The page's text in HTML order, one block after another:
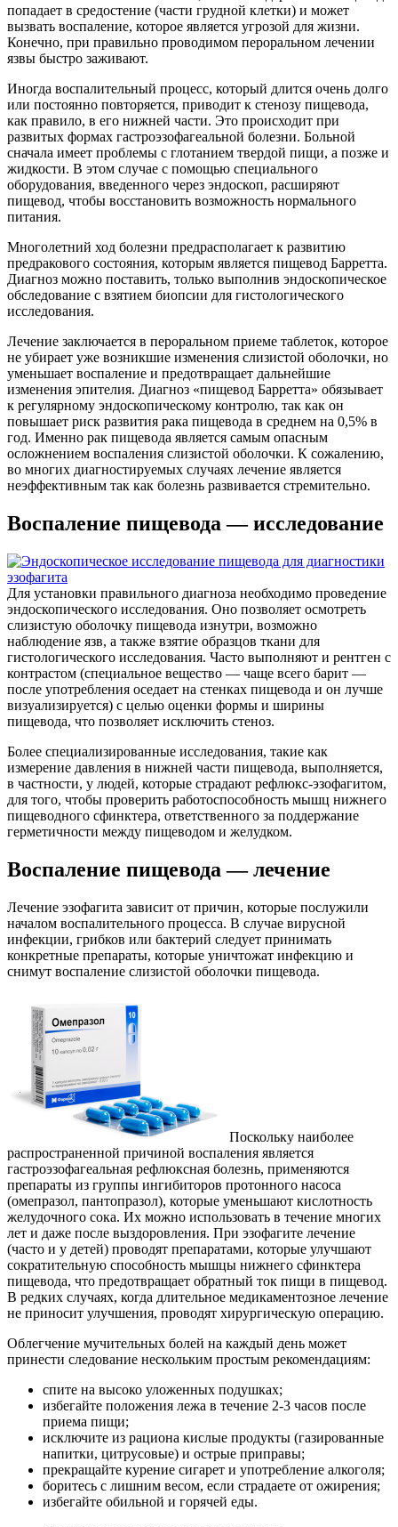
попадает в средостение (части грудной клетки) и может
вызвать воспаление, которое является угрозой для жизни.
Конечно, при правильно проводимом пероральном лечении
язвы быстро заживают.
Иногда воспалительный процесс, который длится очень долго
или постоянно повторяется, приводит к стенозу пищевода,
как правило, в его нижней части. Это происходит при
развитых формах гастроэзофагеальной болезни. Больной
сначала имеет проблемы с глотанием твердой пищи, а позже и
жидкости. В этом случае с помощью специального
оборудования, введенного через эндоскоп, расширяют
пищевод, чтобы восстановить возможность нормального
питания.
Многолетний ход болезни предрасполагает к развитию
предракового состояния, которым является пищевод Барретта.
Диагноз можно поставить, только выполнив эндоскопическое
обследование с взятием биопсии для гистологического
исследования.
Лечение заключается в пероральном приеме таблеток, которое
не убирает уже возникшие изменения слизистой оболочки, но
уменьшает воспаление и предотвращает дальнейшие
изменения эпителия. Диагноз «пищевод Барретта» обязывает
к регулярному эндоскопическому контролю, так как он
повышает риск развития рака пищевода в среднем на 0,5% в
год. Именно рак пищевода является самым опасным
осложнением воспаления слизистой оболочки. К сожалению,
во многих диагностируемых случаях лечение является
неэффективным так как болезнь развивается стремительно.
Воспаление пищевода — исследование
Для установки правильного диагноза необходимо проведение
эндоскопического исследования. Оно позволяет осмотреть
слизистую оболочку пищевода изнутри, возможно
наблюдение язв, а также взятие образцов ткани для
гистологического исследования. Часто выполняют и рентген с
контрастом (специальное вещество — чаще всего барит —
после употребления оседает на стенках пищевода и он лучше
визуализируется) с целью оценки формы и ширины
пищевода, что позволяет исключить стеноз.
Более специализированные исследования, такие как
измерение давления в нижней части пищевода, выполняется,
в частности, у людей, которые страдают рефлюкс-эзофагитом,
для того, чтобы проверить работоспособность мышц нижнего
пищеводного сфинктера, ответственного за поддержание
герметичности между пищеводом и желудком.
Воспаление пищевода — лечение
Лечение эзофагита зависит от причин, которые послужили
началом воспалительного процесса. В случае вирусной
инфекции, грибков или бактерий следует принимать
конкретные препараты, которые уничтожат инфекцию и
снимут воспаление слизистой оболочки пищевода.
Поскольку наиболее
распространенной причиной воспаления является
гастроэзофагеальная рефлюксная болезнь, применяются
препараты из группы ингибиторов протонного насоса
(омепразол, пантопразол), которые уменьшают кислотность
желудочного сока. Их можно использовать в течение многих
лет и даже после выздоровления. При эзофагите лечение
(часто и у детей) проводят препаратами, которые улучшают
сократительную способность мышцы нижнего сфинктера
пищевода, что предотвращает обратный ток пищи в пищевод.
В редких случаях, когда длительное медикаментозное лечение
не приносит улучшения, проводят хирургическую операцию.
Облегчение мучительных болей на каждый день может
принести следование нескольким простым рекомендациям:
спите на высоко уложенных подушках;
избегайте положения лежа в течение 2-3 часов после
приема пищи;
исключите из рациона кислые продукты (газированные
напитки, цитрусовые) и острые приправы;
прекращайте курение сигарет и употребление алкоголя;
боритесь с лишним весом, если страдаете от ожирения;
избегайте обильной и горячей еды.